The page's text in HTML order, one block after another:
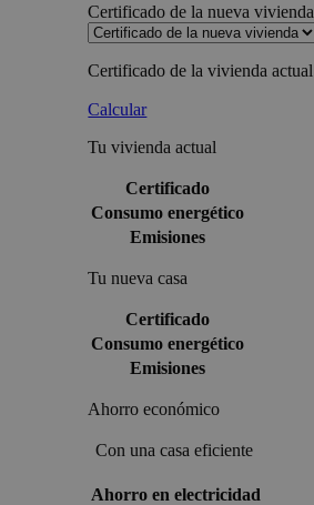
Certificado de la nueva vivienda
Certificado de la vivienda actual
Calcular
Tu vivienda actual
Certificado
Consumo energético
Emisiones
Tu nueva casa
Certificado
Consumo energético
Emisiones
Ahorro económico
Con una casa eficiente
Ahorro en electricidad